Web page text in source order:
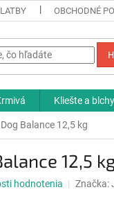
OBCHODNÉ
Kliešte a blchy
Balance 12,5 kg
12,5
hodnotenia Značka: